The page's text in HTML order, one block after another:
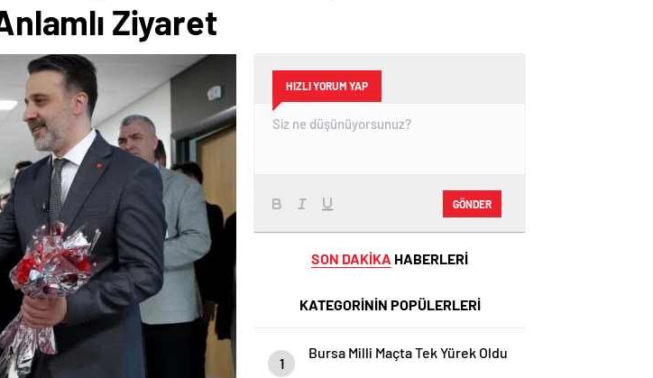
Ziyaret
HIZLI YORUM YAP
GÖNDER
SON DAKİKA HABERLERİ
KATEGORİNİN POPÜLERLERİ
1
Bursa Milli Maçta Tek Yürek Oldu